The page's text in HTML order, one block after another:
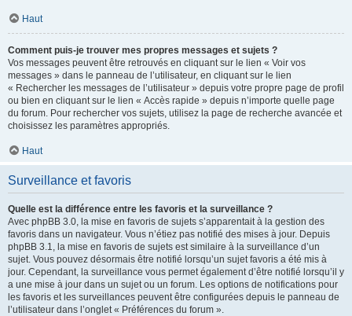
Haut
Comment puis-je trouver mes propres messages et sujets ?
Vos messages peuvent être retrouvés en cliquant sur le lien « Voir vos
messages » dans le panneau de l’utilisateur, en cliquant sur le lien
« Rechercher les messages de l’utilisateur » depuis votre propre page de profil
ou bien en cliquant sur le lien « Accès rapide » depuis n’importe quelle page
du forum. Pour rechercher vos sujets, utilisez la page de recherche avancée et
choisissez les paramètres appropriés.
Haut
Surveillance et favoris
Quelle est la différence entre les favoris et la surveillance ?
Avec phpBB 3.0, la mise en favoris de sujets s’apparentait à la gestion des
favoris dans un navigateur. Vous n’étiez pas notifié des mises à jour. Depuis
phpBB 3.1, la mise en favoris de sujets est similaire à la surveillance d’un
sujet. Vous pouvez désormais être notifié lorsqu’un sujet favoris a été mis à
jour. Cependant, la surveillance vous permet également d’être notifié lorsqu’il y
a une mise à jour dans un sujet ou un forum. Les options de notifications pour
les favoris et les surveillances peuvent être configurées depuis le panneau de
l’utilisateur dans l’onglet « Préférences du forum ».